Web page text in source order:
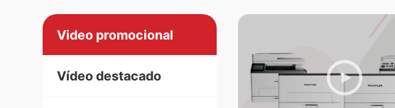
Video promocional
Vídeo destacado